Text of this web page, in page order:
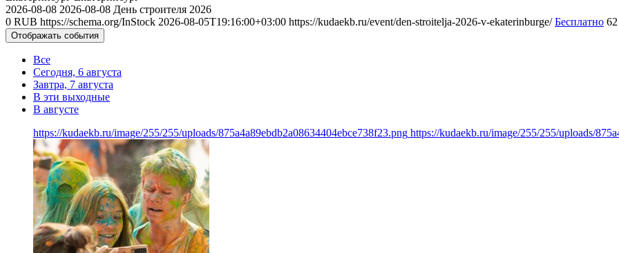
2026-08-08 2026-08-08 День строителя 2026
0 RUB https://schema.org/InStock 2026-08-05T19:16:00+03:00 https://kudaekb.ru/event/den-stroitelja-2026-v-ekaterinburge/ Бесплатно 62
Отображать события
Все
Сегодня, 6 августа
Завтра, 7 августа
В эти выходные
В августе
https://kudaekb.ru/image/255/255/uploads/875a4a89ebdb2a08634404ebce738f23.png https://kudaekb.ru/image/255/255/uploads/